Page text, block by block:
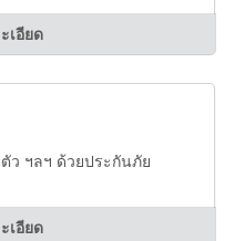
เอียด
ว ฯลฯ ด้วยประกันภัย
เอียด